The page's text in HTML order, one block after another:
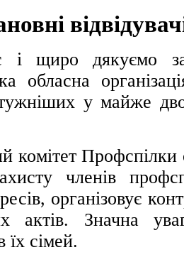
і щиро дякуємо за
обласна
у майже
комітет Профспілки
членів
організовує
актів. Значна
їх сімей.